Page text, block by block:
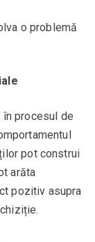
o problemă
procesul de
pot construi
arăta
pozitiv asupra